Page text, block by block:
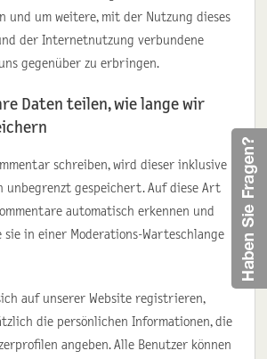
und um weitere, mit der Nutzung dieses
der Internetnutzung verbundene
gegenüber zu erbringen.
Daten teilen, wie lange wir
schreiben, wird dieser inklusive
unbegrenzt gespeichert. Auf diese Art
automatisch erkennen und
sie in einer Moderations-Warteschlange
auf unserer Website registrieren,
die persönlichen Informationen, die
angeben. Alle Benutzer können